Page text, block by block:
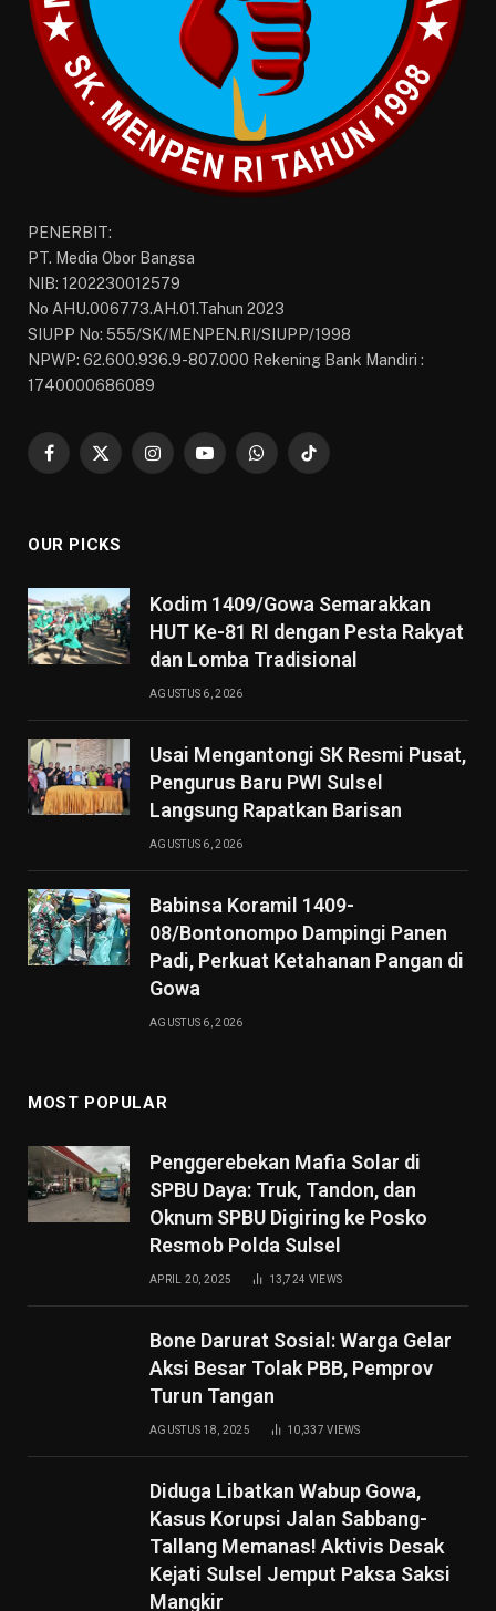
PENERBIT:
PT. Media Obor Bangsa
NIB: 1202230012579
No AHU.006773.AH.01.Tahun 2023
SIUPP No: 555/SK/MENPEN.RI/SIUPP/1998
NPWP: 62.600.936.9-807.000 Rekening Bank Mandiri :
1740000686089
Facebook
X
InstagramYouTubeWhatsAppTikTok
OUR PICKS
Kodim 1409/Gowa Semarakkan
HUT Ke-81 RI dengan Pesta Rakyat
dan Lomba Tradisional
AGUSTUS 6, 2026
Usai Mengantongi SK Resmi Pusat,
Pengurus Baru PWI Sulsel
Langsung Rapatkan Barisan
AGUSTUS 6, 2026
Babinsa Koramil 1409-
08/Bontonompo Dampingi Panen
Padi, Perkuat Ketahanan Pangan di
Gowa
AGUSTUS 6, 2026
MOST POPULAR
Penggerebekan Mafia Solar di
SPBU Daya: Truk, Tandon, dan
Oknum SPBU Digiring ke Posko
Resmob Polda Sulsel
APRIL 20, 2025 13,724 VIEWS
Bone Darurat Sosial: Warga Gelar
Aksi Besar Tolak PBB, Pemprov
Turun Tangan
AGUSTUS 18, 2025 10,337VIEWS
Diduga Libatkan Wabup Gowa,
Kasus Korupsi Jalan Sabbang-
Tallang Memanas! Aktivis Desak
Kejati Sulsel Jemput Paksa Saksi
Mangkir